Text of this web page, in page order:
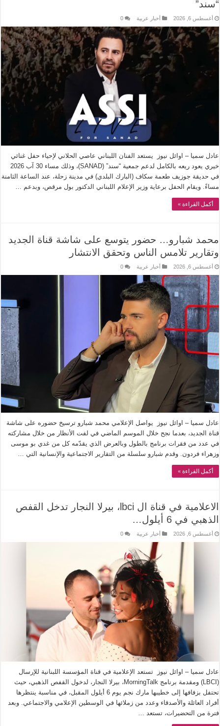
“سند”
أغسطس 6, 2026 أخبار عربية 0
عادل سميا – اوائل نيوز يستعد الفنان اللبناني عاصي الحلاني لإحياء حفل غنائي
خيري يعود ريعه بالكامل لدعم جمعية “سند” (SANAD)، وذلك مساء 30 آب 2026
في حديقة جوزيف طعمة سكاف (البارك البلدي) في مدينة زحلة، عند الساعة الثامنة
مساءً. ويقام الحفل برعاية وزير الإعلام اللبناني الدكتور بول مرقص، وبدعم …
أكمل القراءة »
محمد شبارو… حضور يتوسع على شاشة قناة الجديد
وتقارير تلامس الناس وتحقق الانتشار
أغسطس 6, 2026 أخبار عربية 0
عادل سميا – اوائل نيوز يواصل الإعلامي محمد شبارو ترسيخ حضوره على شاشة
قناة الجديد، بعدما نجح خلال الموسم الماضي في لفت الأنظار من خلال مشاركته
في عدد من فقرات برنامج بالطول وبالعرض الذي يقدّمه كل من غدي بو موسى
وزهراء فردون. وقدم شبارو سلسلة من التقارير الاجتماعية والإنسانية التي …
أكمل القراءة »
الاعلامية في قناة ال lbci، بيرلا النجار تدخل القفص
الذهبي في 6 أيلول…
أغسطس 6, 2026 أخبار عربية 0
عادل سميا – اوائل نيوز تستعد الإعلامية في قناة المؤسسة اللبنانية للإرسال
(LBCI) ومقدمة برنامج MorningTalk، بيرلا النجار، لدخول القفص الذهبي، حيث
تحتفل بزفافها إلى خطيبها مارك نجم يوم 6 أيلول المقبل، في مناسبة ينتظرها
أفراد العائلة والأصدقاء وعدد من زملائها في الوسطين الإعلامي والاجتماعي. وبعد
فترة من التحضيرات، تستعد …